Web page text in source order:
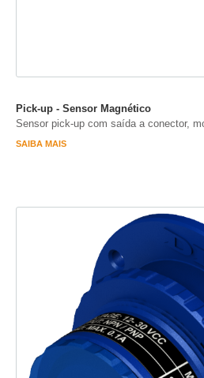
Pick-up - Sensor Magnético
Sensor pick-up com saída a conector,
SAIBA MAIS